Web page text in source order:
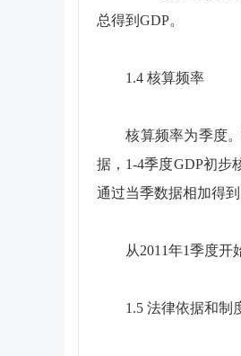
总得到GDP。
1.4 核算频率
核算频率为季度。中
据，1-4季度GDP初步
通过当季数据相加得到
从2011年1季度开始
1.5 法律依据和制